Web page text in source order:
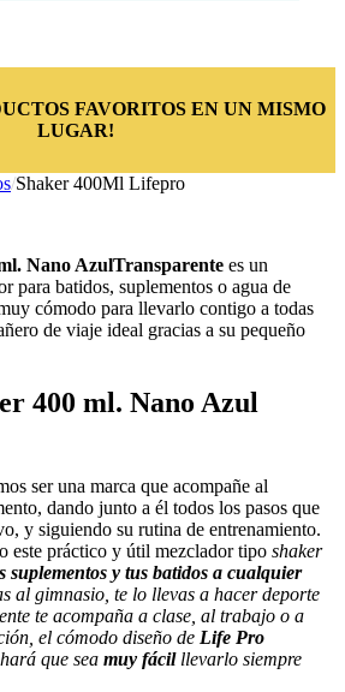
FAVORITOS EN UN MISMO
LUGAR!
/Shaker 400Ml Lifepro
Nano AzulTransparentees un
para batidos, suplementos o agua de
cómodo para llevarlo contigo a todas
de viaje ideal gracias a su pequeño
400 ml. Nano Azul
ser una marca que acompañe al
dando junto a él todos los pasos que
y siguiendo su rutina de entrenamiento.
este práctico y útil mezclador tipo shaker
suplementos y tus batidos a cualquier
al gimnasio, te lo llevas a hacer deporte
te acompaña a clase, al trabajo o a
el cómodo diseño de Life Pro
que sea muy fácilllevarlo siempre